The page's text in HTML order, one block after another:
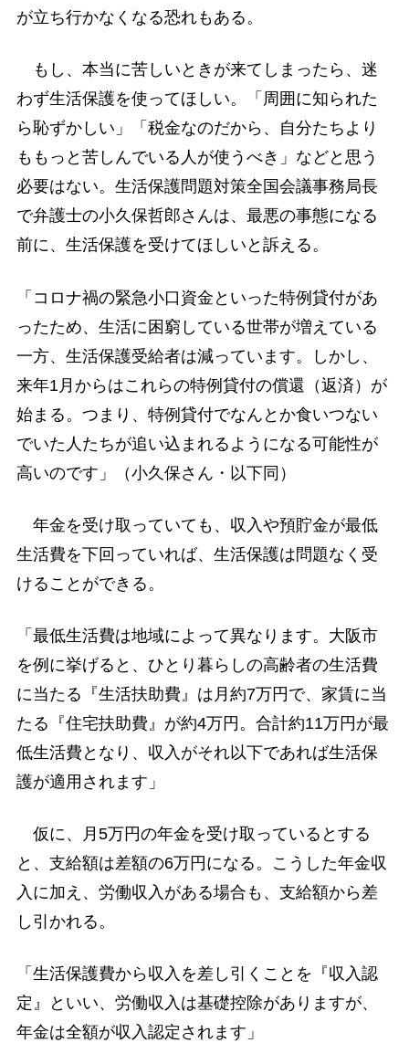
が立ち行かなくなる恐れもある。
もし、本当に苦しいときが来てしまったら、迷
わず生活保護を使ってほしい。「周囲に知られた
ら恥ずかしい」「税金なのだから、自分たちより
ももっと苦しんでいる人が使うべき」などと思う
必要はない。生活保護問題対策全国会議事務局長
で弁護士の小久保哲郎さんは、最悪の事態になる
前に、生活保護を受けてほしいと訴える。
「コロナ禍の緊急小口資金といった特例貸付があ
ったため、生活に困窮している世帯が増えている
一方、生活保護受給者は減っています。しかし、
来年1月からはこれらの特例貸付の償還（返済）が
始まる。つまり、特例貸付でなんとか食いつない
でいた人たちが追い込まれるようになる可能性が
高いのです」（小久保さん・以下同）
年金を受け取っていても、収入や預貯金が最低
生活費を下回っていれば、生活保護は問題なく受
けることができる。
「最低生活費は地域によって異なります。大阪市
を例に挙げると、ひとり暮らしの高齢者の生活費
に当たる『生活扶助費』は月約7万円で、家賃に当
たる『住宅扶助費』が約4万円。合計約11万円が最
低生活費となり、収入がそれ以下であれば生活保
護が適用されます」
仮に、月5万円の年金を受け取っているとする
と、支給額は差額の6万円になる。こうした年金収
入に加え、労働収入がある場合も、支給額から差
し引かれる。
「生活保護費から収入を差し引くことを『収入認
定』といい、労働収入は基礎控除がありますが、
年金は全額が収入認定されます」